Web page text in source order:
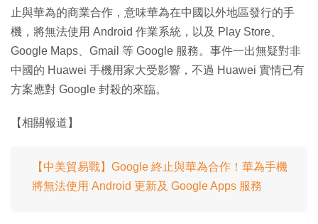
止與華為的商業合作，意味華為在中國以外地區發行的手
機，將無法使用 Android 作業系統，以及 Play Store、
Google Maps、Gmail 等 Google 服務。事件一出無疑對非
中國的 Huawei 手機用家大受影響，不過 Huawei 實情已有
方案應對 Google 封殺的來臨。
【相關報道】
【中美貿易戰】Google 終止與華為合作！華為手機
將無法使用 Android 更新及 Google Apps 服務